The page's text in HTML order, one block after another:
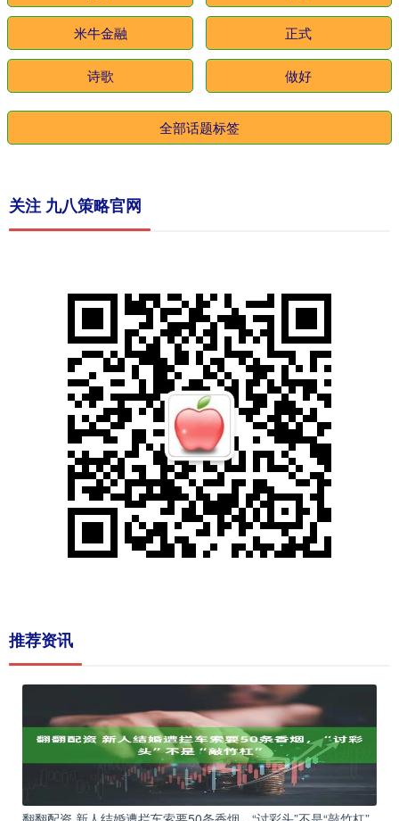
米牛金融 正式
诗歌 做好
全部话题标签
关注 九八策略官网
推荐资讯